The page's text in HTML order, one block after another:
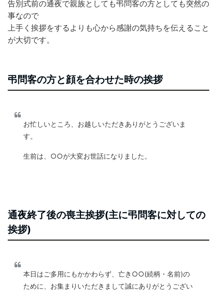
告別式前の通夜で親族としても弔問客の方としても突然の
事なので
上手く挨拶をするよりも心から感謝の気持ちを伝えること
が大切です。
弔問客の方と顔を合わせた時の挨拶
お忙しいところ、お越しいただきありがとうございま
す。
生前は、○○が大変お世話になりました。
通夜終了後の喪主挨拶(主に弔問客に対しての
挨拶)
本日はご多用にもかかわらず、亡き○○(続柄・名前)の
ために、お集まりいただきまして誠にありがとうござい